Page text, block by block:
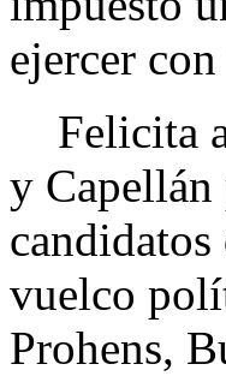
ejercer
Felicita a
y Capellán
vuelco
Prohens,